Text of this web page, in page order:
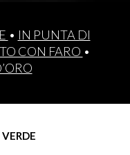
• IN PUNTA DI
CON FARO •